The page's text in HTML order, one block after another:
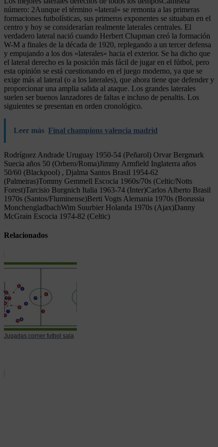
número: 2Aunque el término «lateral» se remonta a las primeras
formaciones futbolísticas, sus primeros exponentes se situaban en el
centro y hoy se considerarían realmente laterales centrales. El
verdadero lateral nació cuando Herbert Chapman creó la formación
W-M a finales de la década de 1920, replegando a un tercer defensa
y empujando a los dos «laterales» hacia el exterior. Se ha dicho que
el lateral derecho es la posición más fácil de jugar en el fútbol, pero
esta opinión se está cuestionando en el juego moderno, ya que se
exige más al lateral (o a los laterales), que ahora tiene que defender y
proporcionar una amplia salida al ataque. Los grandes laterales
suelen ser buenos lanzadores de faltas e incluso de penaltis. Los
siguientes se presentan en orden cronológico.
Leer más Final champions valencia madrid
Rodríguez Andrade Uruguay 1950-54 (Peñarol) Orvar Bergmark
Suecia años 50 (Orbero/Roma)Jimmy Armfield Inglaterra años
50/60 (Blackpool) , Djalma Santos Brasil 1954-62
(Palmeiras)Tommy Gemmell Escocia 1960s/70s (Celtic/Notts
Forest)Tarcisio Burgnich Italia 1963-74 (Inter)Carlos Alberto Brasil
1970s (Santos/Fluminense)Berti Vogts Alemania 1970s (Borussia
MonchengladbachWim Suurbier Holanda 1970s (Ajax)Danny
McGrain Escocia 1974-82 (Celtic)
Relacionados
Jugadas corner futbol sala